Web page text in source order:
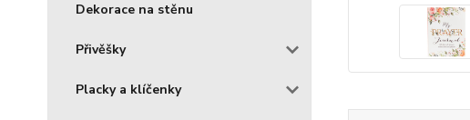
Dekorace na stěnu
Přivěšky
Placky a klíčenky